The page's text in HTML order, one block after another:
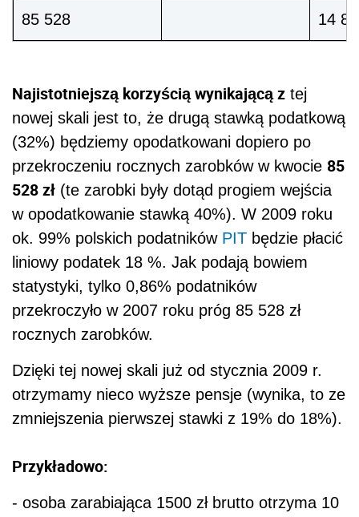
85 528 14
Najistotniejszą korzyścią wynikającą z tej
nowej skali jest to, że drugą stawką podatkową
(32%) będziemy opodatkowani dopiero po
przekroczeniu rocznych zarobków w kwocie 85
528 zł (te zarobki były dotąd progiem wejścia
w opodatkowanie stawką 40%). W 2009 roku
ok. 99% polskich podatników PIT będzie płacić
liniowy podatek 18 %. Jak podają bowiem
statystyki, tylko 0,86% podatników
przekroczyło w 2007 roku próg 85 528 zł
rocznych zarobków.
Dzięki tej nowej skali już od stycznia 2009 r.
otrzymamy nieco wyższe pensje (wynika, to ze
zmniejszenia pierwszej stawki z 19% do 18%).
Przykładowo:
- osoba zarabiająca 1500 zł brutto otrzyma 10